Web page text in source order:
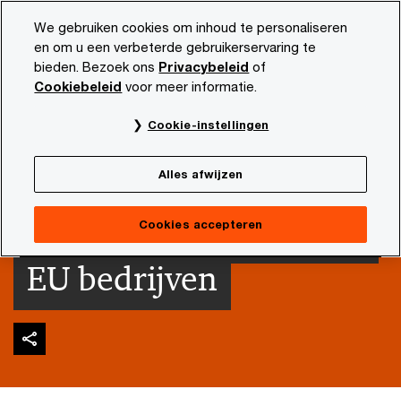
content
footer
PwC NL Thema's Inzichten in klimaat en duurzaamheid
Contact | NESRS:
CSRD rapportage
standaarden voor niet-
EU bedrijven
We gebruiken cookies om inhoud te personaliseren
en om u een verbeterde gebruikerservaring te
bieden. Bezoek ons Privacybeleid of
Cookiebeleid voor meer informatie.
Cookie-instellingen
Alles afwijzen
Cookies accepteren